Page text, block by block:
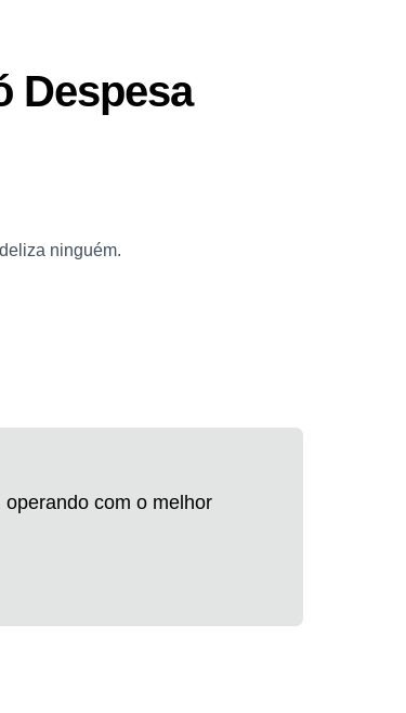
Despesa
ninguém.
com o melhor